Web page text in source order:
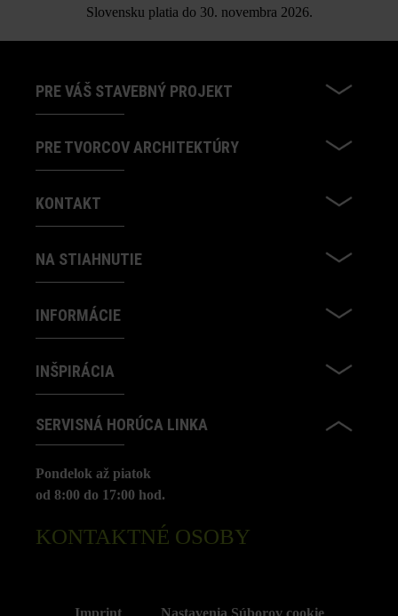
Slovensku platia do 30. novembra 2026.
PRE VÁŠ STAVEBNÝ PROJEKT
PRE TVORCOV ARCHITEKTÚRY
KONTAKT
NA STIAHNUTIE
INFORMÁCIE
INŠPIRÁCIA
SERVISNÁ HORÚCA LINKA
Pondelok až piatok
od 8:00 do 17:00 hod.
KONTAKTNÉ OSOBY